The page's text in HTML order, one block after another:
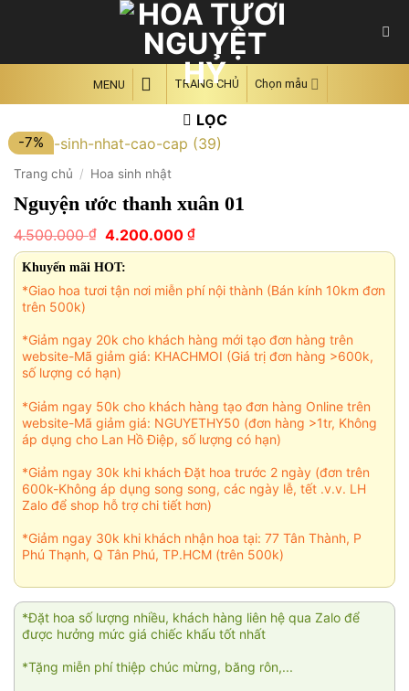
MENU TRANG CHỦ Chọn mẫu
LỌC
-7%
Trang chủ / Hoa sinh nhật
Nguyện ước thanh xuân 01
4.500.000₫ Giá
gốc
là:
4.500.000 ₫.
4.200.000 ₫Giá
hiện
4.200.000 ₫.
Khuyến mãi HOT:
*Giao hoa tươi tận nơi miễn phí nội thành (Bán kính 10km đơn
trên 500k)
*Giảm ngay 20k cho khách hàng mới tạo đơn hàng trên
website-Mã giảm giá: KHACHMOI (Giá trị đơn hàng >600k,
số lượng có hạn)
*Giảm ngay 50k cho khách hàng tạo đơn hàng Online trên
website-Mã giảm giá: NGUYETHY50 (đơn hàng >1tr, Không
áp dụng cho Lan Hồ Điệp, số lượng có hạn)
*Giảm ngay 30k khi khách Đặt hoa trước 2 ngày (đơn trên
600k-Không áp dụng song song, các ngày lễ, tết .v.v. LH
Zalo để shop hỗ trợ chi tiết hơn)
*Giảm ngay 30k khi khách nhận hoa tại: 77 Tân Thành, P
Phú Thạnh, Q Tân Phú, TP.HCM (trên 500k)
*Đặt hoa số lượng nhiều, khách hàng liên hệ qua Zalo để
được hưởng mức giá chiếc khấu tốt nhất
*Tặng miễn phí thiệp chúc mừng, băng rôn,...